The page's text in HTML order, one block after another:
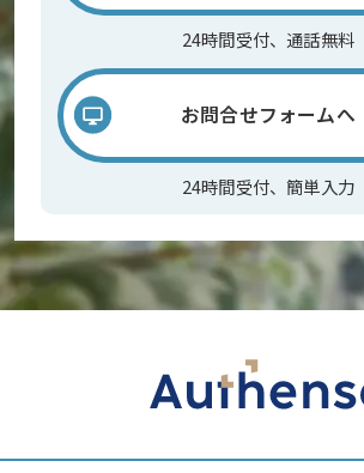
24時間受付、通話無料
お問合せフォームへ
24時間受付、簡単入力